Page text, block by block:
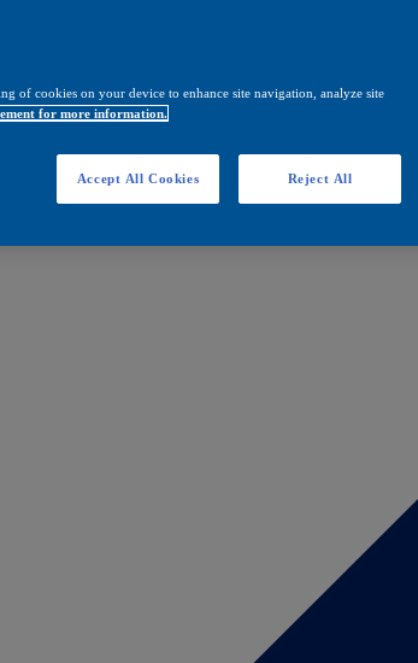
of cookies on your device to enhance site navigation, analyze site
for more information.
Reject All
Accept All Cookies